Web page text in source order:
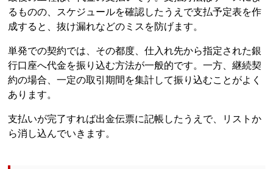
るものの、スケジュールを確認したうえで支払予定表を作
成すると、抜け漏れなどのミスを防げます。
単発での契約では、その都度、仕入れ先から指定された銀
行口座へ代金を振り込む方法が一般的です。一方、継続契
約の場合、一定の取引期間を集計して振り込むことがよく
あります。
支払いが完了すれば出金伝票に記帳したうえで、リストか
ら消し込んでいきます。